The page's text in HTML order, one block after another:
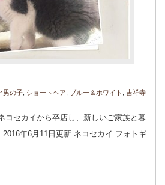
♂男の子 ショートヘア ブルー＆ホワイト
吉祥寺
コセカイから卒店し、新しいご家族と暮
2016年6月11日更新 ネコセカイ フォトギ